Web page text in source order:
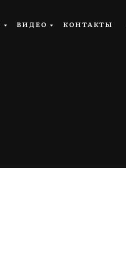
ВИДЕО КОНТАКТЫ